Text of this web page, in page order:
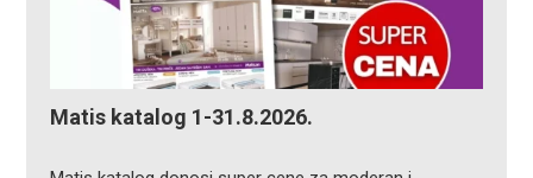
Matis katalog 1-31.8.2026.